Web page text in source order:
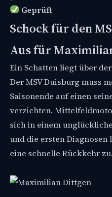
Geprüft
Schock für den
Aus für
Ein Schatten liegt über
Der MSV Duisburg muss
Saisonende auf einen
verzichten.
sich in einem
und die ersten
eine schnelle Rückkehr zu.